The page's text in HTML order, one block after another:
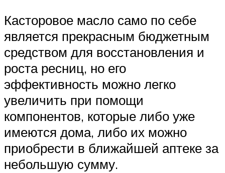
Касторовое масло само по себе
является прекрасным бюджетным
средством для восстановления и
роста ресниц, но его
эффективность можно легко
увеличить при помощи
компонентов, которые либо уже
имеются дома, либо их можно
приобрести в ближайшей аптеке за
небольшую сумму.